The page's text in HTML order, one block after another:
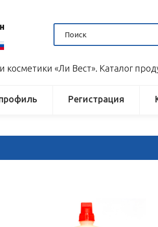
«Ли Вест». Каталог
Регистрация